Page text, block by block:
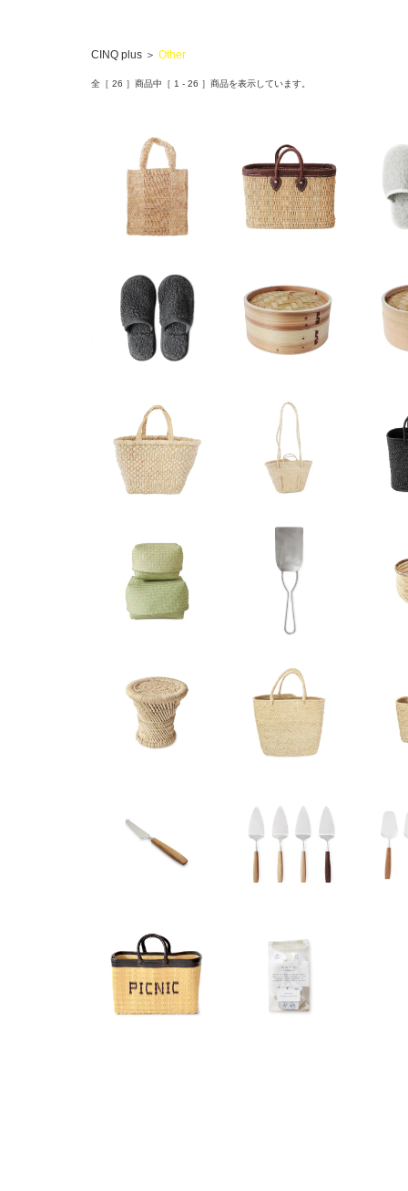
CINQ plus ＞ Other
全［ 26 ］商品中［ 1 - 26 ］商品を表示しています。